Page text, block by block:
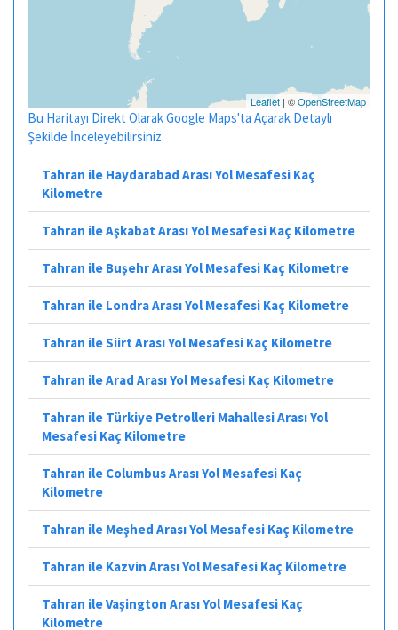
Leaflet | ©OpenStreetMap
Bu Haritayı Direkt Olarak Google Maps'ta Açarak Detaylı
Şekilde İnceleyebilirsiniz.
Tahran ile Haydarabad Arası Yol Mesafesi Kaç
Kilometre
Tahran ile Aşkabat Arası Yol Mesafesi Kaç Kilometre
Tahran ile Buşehr Arası Yol Mesafesi Kaç Kilometre
Tahran ile Londra Arası Yol Mesafesi Kaç Kilometre
Tahran ile Siirt Arası Yol Mesafesi Kaç Kilometre
Tahran ile Arad Arası Yol Mesafesi Kaç Kilometre
Tahran ile Türkiye Petrolleri Mahallesi Arası Yol
Mesafesi Kaç Kilometre
Tahran ile Columbus Arası Yol Mesafesi Kaç
Kilometre
Tahran ile Meşhed Arası Yol Mesafesi Kaç Kilometre
Tahran ile Kazvin Arası Yol Mesafesi Kaç Kilometre
Tahran ile Vaşington Arası Yol Mesafesi Kaç
Kilometre